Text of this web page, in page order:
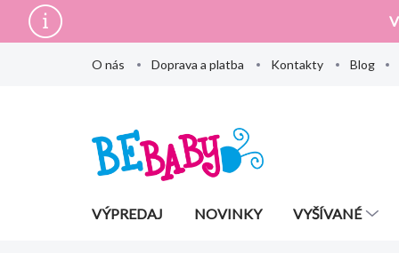
obsah
O nás Doprava a platba Kontakty Blog
VÝPREDAJ NOVINKY VYŠÍVANÉ